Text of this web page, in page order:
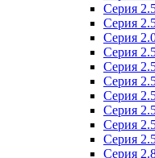
Серия
Серия
Серия
Серия
Серия
Серия
Серия
Серия
Серия
Серия
Серия